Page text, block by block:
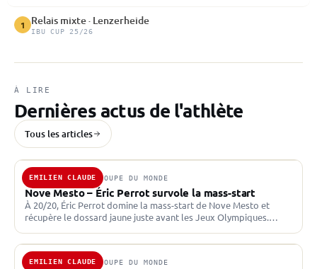
1 Relais mixte · Lenzerheide
IBU CUP 25/26
À LIRE
Dernières actus de l'athlète
Tous les articles
EMILIEN CLAUDE
25 JAN. 2026 · COUPE DU MONDE
Nove Mesto – Éric Perrot survole la mass-start
À 20/20, Éric Perrot domine la mass-start de Nove Mesto et
récupère le dossard jaune juste avant les Jeux Olympiques.
EMILIEN CLAUDE
24 JAN. 2026 · COUPE DU MONDE